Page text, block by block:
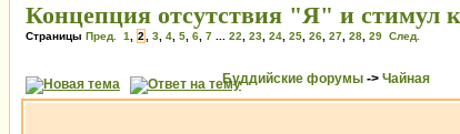
Концепция отсутствия "Я" и стимул
Страницы Пред. 1 2 3 4 5 6 7 22 23 24 25 26 27 28 29 След.
Буддийские форумы -> Чайная